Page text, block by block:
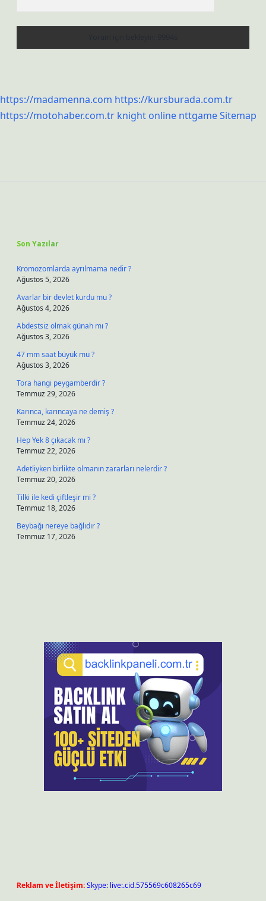
https://madamenna.com https://kursburada.com.tr
https://motohaber.com.tr knight online nttgameSitemap
Son Yazılar
Kromozomlarda ayrılmama nedir ?
Ağustos 5, 2026
Avarlar bir devlet kurdu mu ?
Ağustos 4, 2026
Abdestsiz olmak günah mı ?
Ağustos 3, 2026
47 mm saat büyük mü ?
Ağustos 3, 2026
Tora hangi peygamberdir ?
Temmuz 29, 2026
Karınca, karıncaya ne demiş ?
Temmuz 24, 2026
Hep Yek 8 çıkacak mı ?
Temmuz 22, 2026
Adetliyken birlikte olmanın zararları nelerdir ?
Temmuz 20, 2026
Tilki ile kedi çiftleşir mi ?
Temmuz 18, 2026
Beybağı nereye bağlıdır ?
Temmuz 17, 2026
Reklam ve İletişim:Skype: live:.cid.575569c608265c69